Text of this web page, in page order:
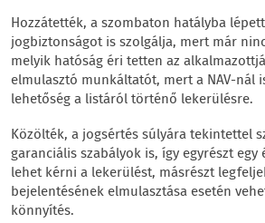
Hozzátették, a szombaton hatályba
jogbiztonságot is szolgálja, mert már
melyik hatóság éri tetten az
elmulasztó munkáltatót, mert a NAV-nál
lehetőség a listáról történő lekerülésre.
Közölték, a jogsértés súlyára tekintettel
garanciális szabályok is, így egyrészt egy
lehet kérni a lekerülést, másrészt
bejelentésének elmulasztása esetén
könnyítés.